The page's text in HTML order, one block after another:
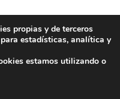
de Enfermos
propias y de terceros
estadísticas, analítica y
estamos utilizando o